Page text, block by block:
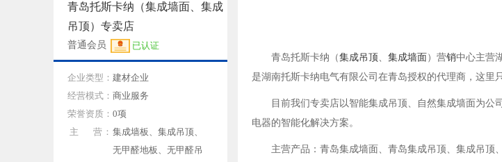
青岛托斯卡纳（集成吊顶、 集成墙面 ）营销中心主营
是湖南托斯卡纳电气有限公司在青岛授权的代理商，这里
目前我们专卖店以智能集成吊顶、自然集成墙面为
电器的智能化解决方案。
主营产品：青岛集成墙面、青岛集成吊顶、集成吊
青岛托斯卡纳（集成墙面、集成
吊顶）专卖店
普通会员 已认证
企业类型： 建材企业
经营模式： 商业服务
荣誉资质： 0项
主 营： 集成墙板、集成吊顶、
无甲醛地板、无甲醛吊